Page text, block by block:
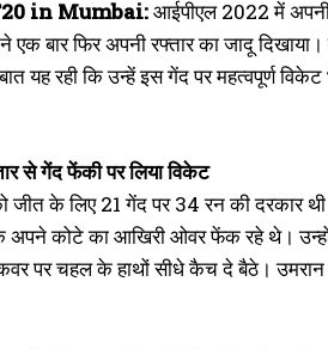
in Mumbai:आईपीएल 2022 में अपनी
फिर अपनी रफ्तार का जादू
यह रही कि उन्हें इस गेंद पर महत्वपूर्ण विकेट
से गेंद फेंकी पर लिया विकेट
जीत के लिए 21 गेंद पर 34 रन की दरकार
अपने कोटे का आखिरी ओवर फेंक रहे थे।
पर चहल के हाथों सीधे कैच दे बैठे। उमरान